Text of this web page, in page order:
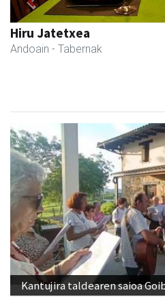
Hiru Jatetxea
Andoain - Tabernak
Previous
Kantujira taldearen saioa